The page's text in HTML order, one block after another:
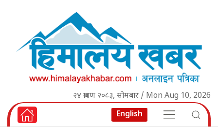
२४ श्रावण २०८३, सोमबार / Mon Aug 10, 2026
English